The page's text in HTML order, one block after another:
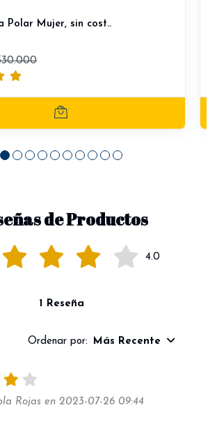
Polar Mujer, sin cost..
de Productos
4.0
1 Reseña
Ordenar por: Más Recente
Rojas en 2023-07-26 09:44